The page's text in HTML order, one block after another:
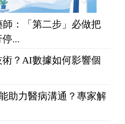
：「第二步」必做把
...
？AI數據如何影響個
助力醫病溝通？專家解